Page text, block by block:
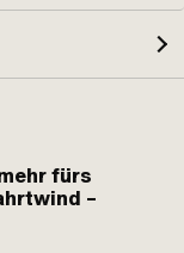
fürs
–